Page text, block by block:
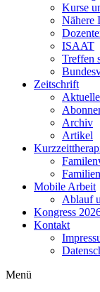
Kurse
Nähere
ISAAT
Treffen
Zeitschrift
Archiv
Artikel
Mobile Arbeit
Ablauf
Kongress
Kontakt
Menü